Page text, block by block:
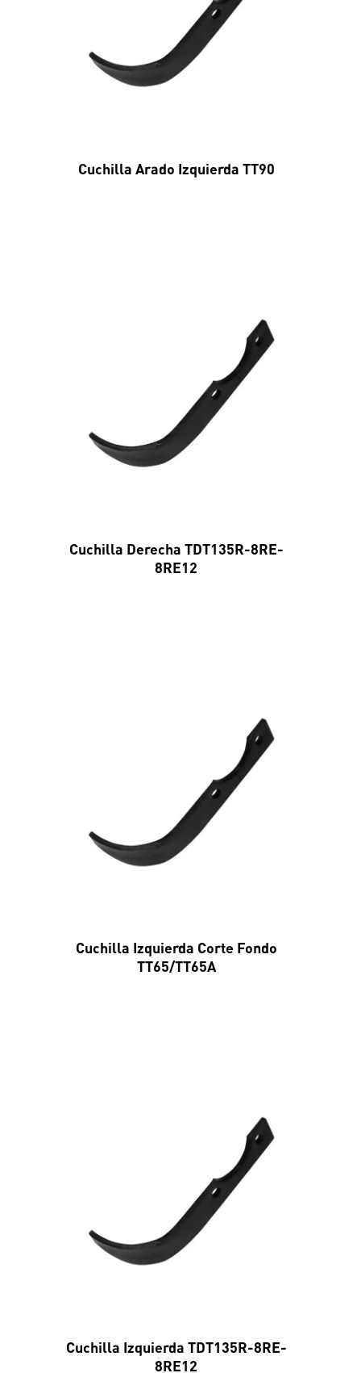
Cuchilla Arado Izquierda TT90
Cuchilla Derecha TDT135R-8RE-
8RE12
Cuchilla Izquierda Corte Fondo
TT65/TT65A
Cuchilla Izquierda TDT135R-8RE-
8RE12